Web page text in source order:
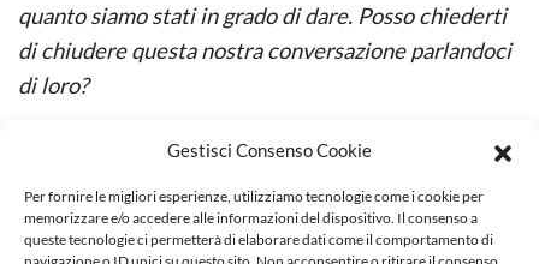
Gestisci Consenso Cookie
Per fornire le migliori esperienze, utilizziamo tecnologie come i cookie per
memorizzare e/o accedere alle informazioni del dispositivo. Il consenso a
queste tecnologie ci permetterà di elaborare dati come il comportamento di
quanto siamo stati in grado di dare. Posso chiederti
di chiudere questa nostra conversazione parlandoci
di loro?
Con piacere. Ma i miei allievi sono uguali a tutti gli
(temporaneamente) a qualificarli. In potenza sono
tutto, in atto meno per via dei limiti di contesto e degli